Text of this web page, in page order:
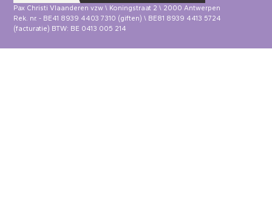
Pax Christi Vlaanderen vzw \ Koningstraat 2 \ 2000 Antwerpen
Rek. nr. - BE41 8939 4403 7310 (giften) \ BE81 8939 4413 5724
(facturatie) BTW: BE 0413 005 214